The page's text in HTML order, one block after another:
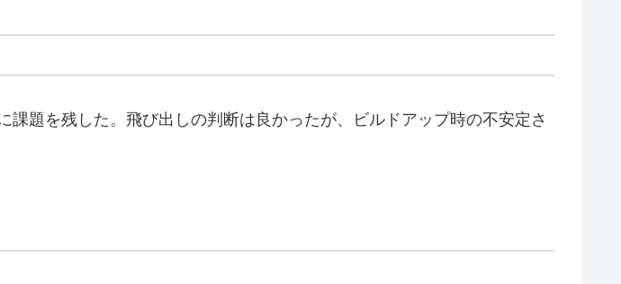
題を残した。飛び出しの判断は良かったが、ビルドアップ時の不安定さ